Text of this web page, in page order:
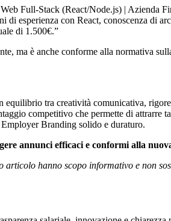
Full-Stack (React/Node.js) | Azienda
di esperienza con React, conoscenza
di 1.500€.”
ma è anche conforme alla normativa
tra creatività comunicativa,
competitivo che permette di
Branding solido e duraturo.
annunci efficaci e conformi alla
hanno scopo informativo e non